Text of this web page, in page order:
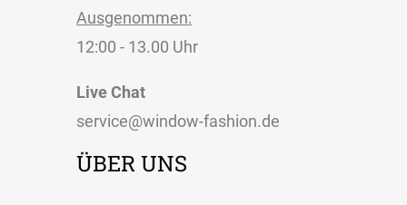
Ausgenommen:
12:00 - 13.00 Uhr
Live Chat
service@window-fashion.de
ÜBER UNS